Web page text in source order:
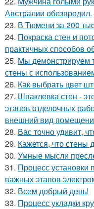
Австралии обезвредил.
23. В Тюмени за 200
24. Покраска стен и
практичных способов
25. Мы демонстрируем
стены с
26. Как выбрать цвет
27. Шпаклевка стен -
этапов отделочных
внешний вид
28. Вас точно удивит,
29. Кажется, что стены
30. Умные мысли
31. Процесс установки
важных этапов
32. Всем добрый день!
33. Процесс укладки